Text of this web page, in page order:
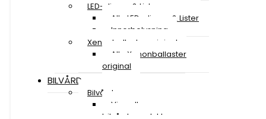
LED-slingor & Lister
Alla LED-slingor & Lister
Innerbelysning
Xenonballaster original
Alla Xenonballaster
original
BILVÅRD
Bilvård
Visa alla
bilvårdsprodukter